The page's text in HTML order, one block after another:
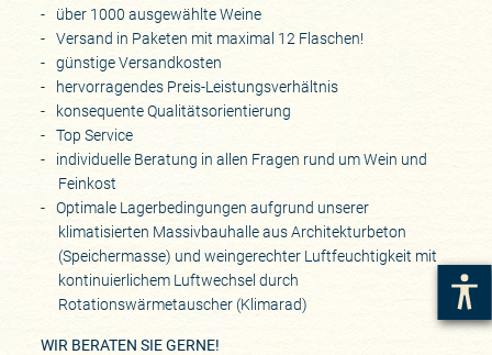
über 1000 ausgewählte Weine
Versand in Paketen mit maximal 12 Flaschen!
günstige Versandkosten
hervorragendes Preis-Leistungsverhältnis
konsequente Qualitätsorientierung
Top Service
individuelle Beratung in allen Fragen rund um Wein und
Feinkost
Optimale Lagerbedingungen aufgrund unserer
klimatisierten Massivbauhalle aus Architekturbeton
(Speichermasse) und weingerechter Luftfeuchtigkeit mit
kontinuierlichem Luftwechsel durch
Rotationswärmetauscher (Klimarad)
WIR BERATEN SIE GERNE!